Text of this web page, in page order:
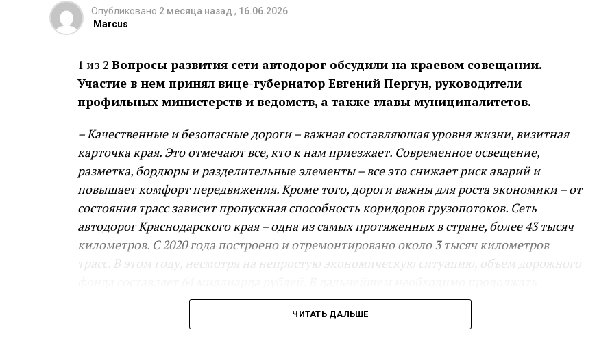
Опубликовано 2 месяца назад , 16.06.2026
Marcus
1 из 2 Вопросы развития сети автодорог обсудили на краевом совещании.
Участие в нем принял вице-губернатор Евгений Пергун, руководители
профильных министерств и ведомств, а также главы муниципалитетов.
– Качественные и безопасные дороги – важная составляющая уровня жизни, визитная
карточка края. Это отмечают все, кто к нам приезжает. Современное освещение,
разметка, бордюры и разделительные элементы – все это снижает риск аварий и
повышает комфорт передвижения. Кроме того, дороги важны для роста экономики – от
состояния трасс зависит пропускная способность коридоров грузопотоков. Сеть
автодорог Краснодарского края – одна из самых протяженных в стране, более 43 тысяч
километров. С 2020 года построено и отремонтировано около 3 тысяч километров
трасс. В этом году, несмотря на непростую экономическую ситуацию, объем дорожного
строительство и реконструкцию: в планах – новые обходы, в том числе станицы
Ленинградской и города Тимашевска, а также другие важные проекты, – сказал
ЧИТАТЬ ДАЛЬШЕ